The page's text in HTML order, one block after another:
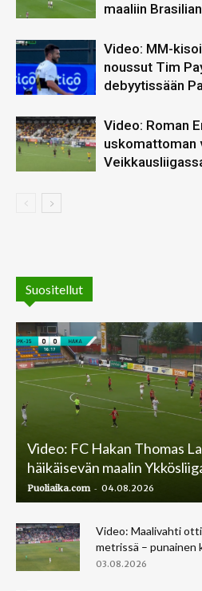
maaliin
Video: MM-
noussut Tim
debyytissään
Video: Roman
uskomattoman
Suositellut
Video: FC Hakan Thomas
häikäisevän maalin
Puoliaika.com - 04.08.2026
Video: Maalivahti
metrissä –
03.08.2026